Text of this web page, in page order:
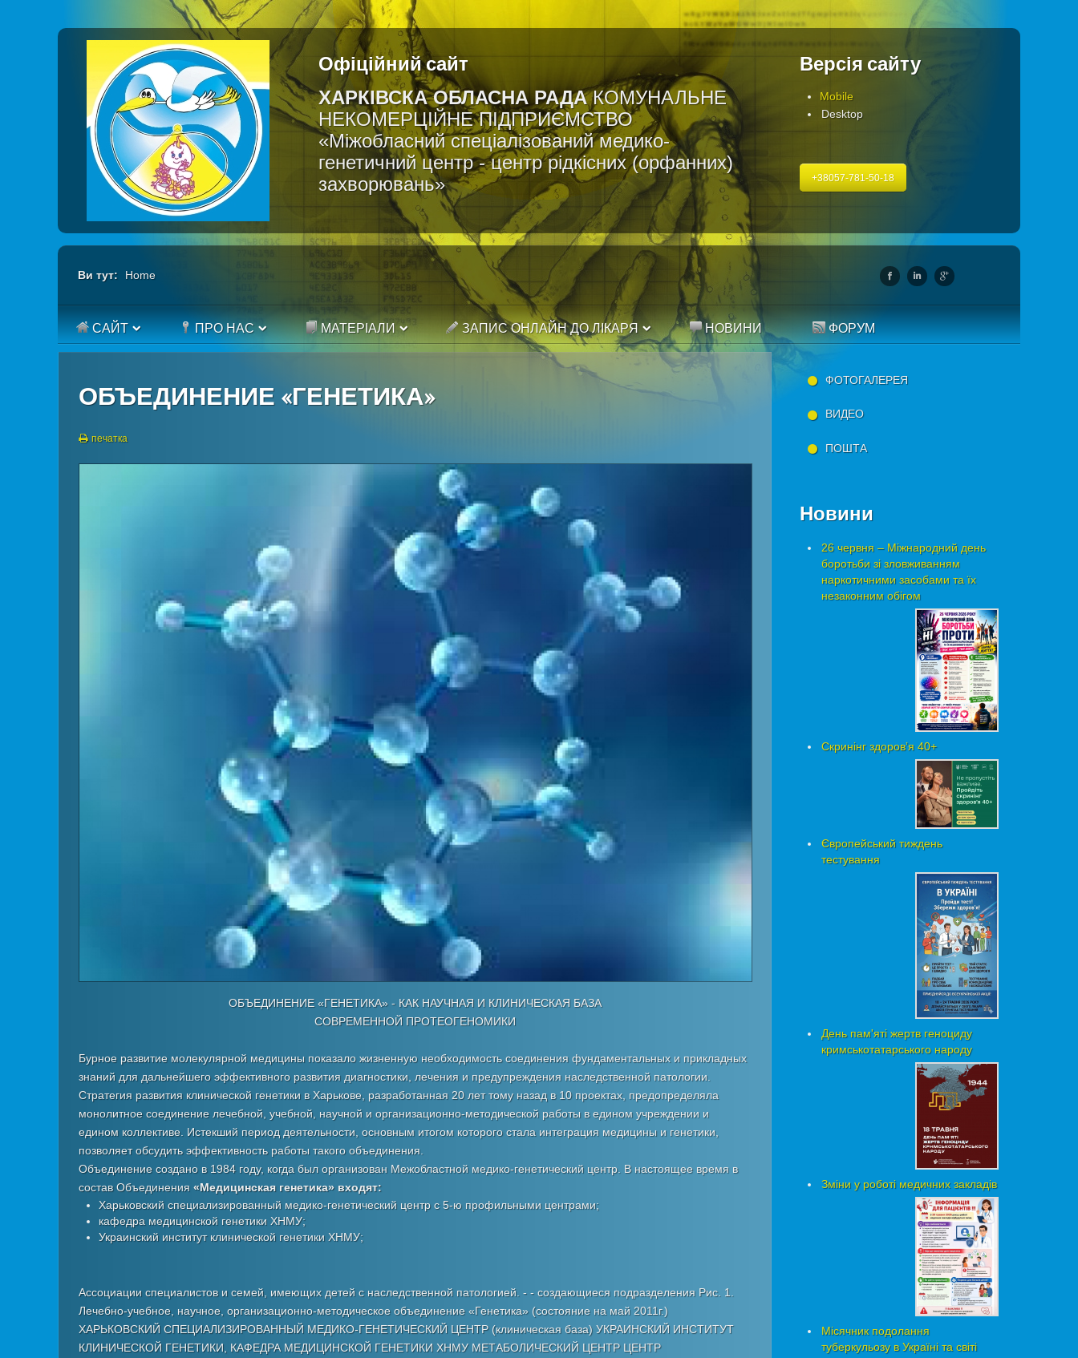
Офіційний сайт
ХАРКІВСКА ОБЛАСНА РАДАКОМУНАЛЬНЕ
НЕКОМЕРЦІЙНЕ ПІДПРИЄМСТВО
«Міжобласний спеціалізований медико-
генетичний центр - центр рідкісних (орфанних)
захворювань»
Версія сайту
Mobile
Desktop
+38057-781-50-18
Ви тут: Home
САЙТ ПРО НАС МАТЕРІАЛИ ЗАПИС ОНЛАЙН ДО ЛІКАРЯ НОВИНИ ФОРУМ
ОБЪЕДИНЕНИЕ «ГЕНЕТИКА»
печатка
ОБЪЕДИНЕНИЕ «ГЕНЕТИКА» - КАК НАУЧНАЯ И КЛИНИЧЕСКАЯ БАЗА
СОВРЕМЕННОЙ ПРОТЕОГЕНОМИКИ
Бурное развитие молекулярной медицины показало жизненную необходимость соединения фундаментальных и прикладных
знаний для дальнейшего эффективного развития диагностики, лечения и предупреждения наследственной патологии.
Стратегия развития клинической генетики в Харькове, разработанная 20 лет тому назад в 10 проектах, предопределяла
монолитное соединение лечебной, учебной, научной и организационно-методической работы в едином учреждении и
едином коллективе. Истекший период деятельности, основным итогом которого стала интеграция медицины и генетики,
позволяет обсудить эффективность работы такого объединения.
Объединение создано в 1984 году, когда был организован Межобластной медико-генетический центр. В настоящее время в
состав Объединения «Медицинская генетика» входят:
Харьковский специализированный медико-генетический центр с 5-ю профильными центрами;
кафедра медицинской генетики ХНМУ;
Украинский институт клинической генетики ХНМУ;
Ассоциации специалистов и семей, имеющих детей с наследственной патологией. - - создающиеся подразделения Рис. 1.
Лечебно-учебное, научное, организационно-методическое объединение «Генетика» (состояние на май 2011г.)
ХАРЬКОВСКИЙ СПЕЦИАЛИЗИРОВАННЫЙ МЕДИКО-ГЕНЕТИЧЕСКИЙ ЦЕНТР (клиническая база) УКРАИНСКИЙ ИНСТИТУТ
КЛИНИЧЕСКОЙ ГЕНЕТИКИ, КАФЕДРА МЕДИЦИНСКОЙ ГЕНЕТИКИ ХНМУ МЕТАБОЛИЧЕСКИЙ ЦЕНТР ЦЕНТР
ФОТОГАЛЕРЕЯ
ВИДЕО
ПОШТА
Новини
26 червня – Міжнародний день
боротьби зі зловживанням
наркотичними засобами та їх
незаконним обігом
Скринінг здоровʼя 40+
Європейський тиждень
тестування
День пам'яті жертв геноциду
кримськотатарського народу
Зміни у роботі медичних закладів
Місячник подолання
туберкульозу в Україні та світі